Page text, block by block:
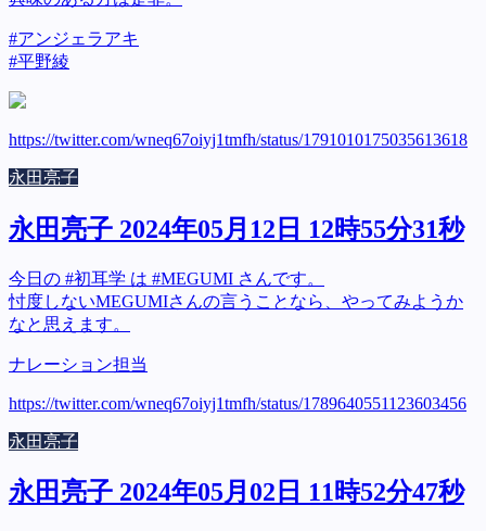
#アンジェラアキ
#平野綾
https://twitter.com/wneq67oiyj1tmfh/status/1791010175035613618
永田亮子
永田亮子 2024年05月12日 12時55分31秒
今日の #初耳学 は #MEGUMI さんです。
忖度しないMEGUMIさんの言うことなら、やってみようか
なと思えます。
ナレーション担当
https://twitter.com/wneq67oiyj1tmfh/status/1789640551123603456
永田亮子
永田亮子 2024年05月02日 11時52分47秒